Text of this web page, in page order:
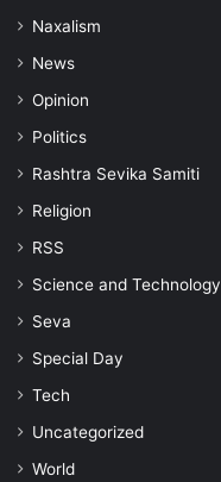
Naxalism
News
Opinion
Politics
Rashtra Sevika Samiti
Religion
RSS
Science and Technology
Seva
Special Day
Tech
Uncategorized
World